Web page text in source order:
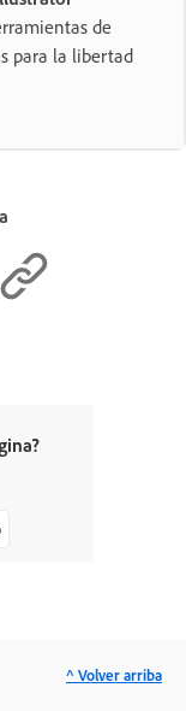
de
para la libertad
^ Volver arriba